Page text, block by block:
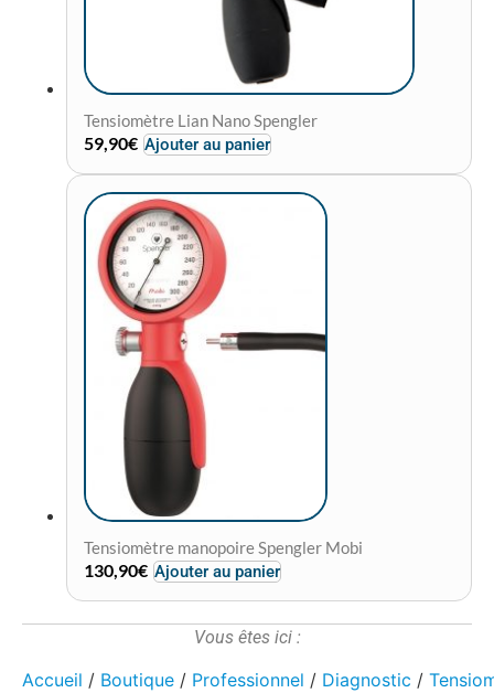
Tensiomètre Lian Nano Spengler
59,90€ Ajouter au panier
Tensiomètre manopoire Spengler Mobi
130,90€ Ajouter au panier
Vous êtes ici :
Accueil / Boutique / Professionnel / Diagnostic /